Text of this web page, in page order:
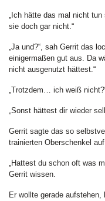
„Ich hätte das mal nicht
sie doch gar nicht.“
„Ja und?“, sah Gerrit das
einigermaßen gut aus. Da
nicht ausgenutzt hättest.“
„Trotzdem… ich weiß
„Sonst hättest dir wieder
Gerrit sagte das so
trainierten Oberschenkel
„Hattest du schon oft was
Gerrit wissen.
Er wollte gerade